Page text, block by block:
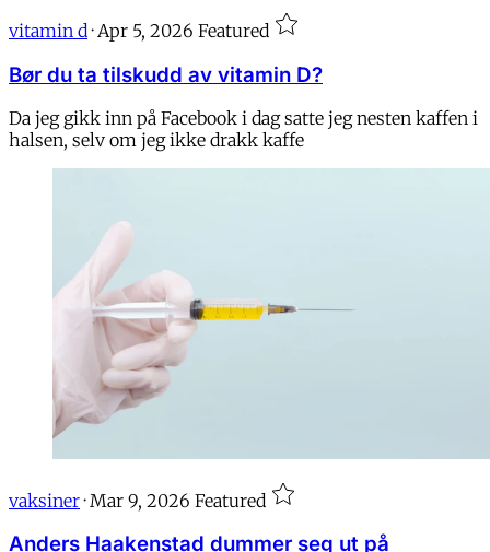
vitamin d · Apr 5, 2026 Featured
Bør du ta tilskudd av vitamin D?
Da jeg gikk inn på Facebook i dag satte jeg nesten kaffen i
halsen, selv om jeg ikke drakk kaffe
vaksiner · Mar 9, 2026 Featured
Anders Haakenstad dummer seg ut på